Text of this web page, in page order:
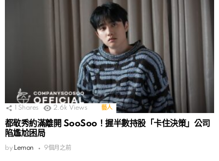
Shares 2.6k Views 藝人
都敬秀約滿離開 SooSoo！握半數持股「卡住決策」公司
陷尷尬困局
by Lemon 9個月之前